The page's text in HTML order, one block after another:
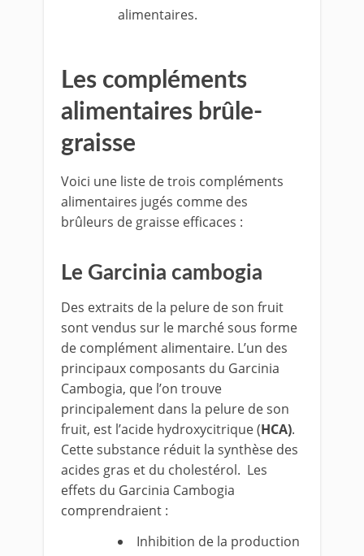
alimentaires.
Les compléments
alimentaires brûle-
graisse
Voici une liste de trois compléments
alimentaires jugés comme des
brûleurs de graisse efficaces :
Le Garcinia cambogia
Des extraits de la pelure de son fruit
sont vendus sur le marché sous forme
de complément alimentaire. L’un des
principaux composants du Garcinia
Cambogia, que l’on trouve
principalement dans la pelure de son
fruit, est l’acide hydroxycitrique (HCA).
Cette substance réduit la synthèse des
acides gras et du cholestérol. Les
effets du Garcinia Cambogia
comprendraient :
Inhibition de la production